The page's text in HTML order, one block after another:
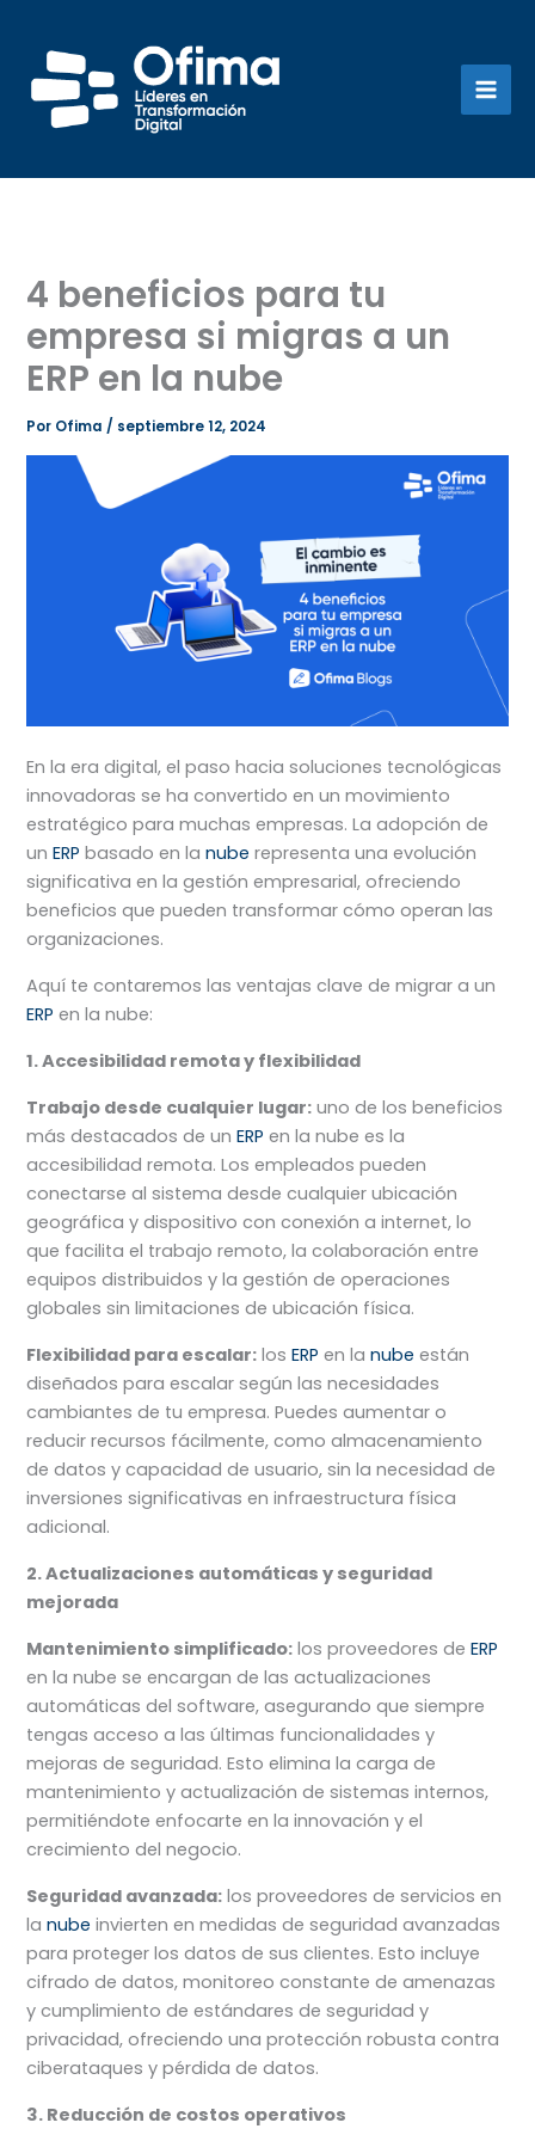
contenido
4 beneficios para tu
empresa si migras a un
ERP en la nube
Por Ofima/ septiembre 12, 2024
En la era digital, el paso hacia soluciones tecnológicas
innovadoras se ha convertido en un movimiento
estratégico para muchas empresas. La adopción de
unERP basado en lanube representa una evolución
significativa en la gestión empresarial, ofreciendo
beneficios que pueden transformar cómo operan las
organizaciones.
Aquí te contaremos las ventajas clave de migrar a un
ERP en la nube:
1. Accesibilidad remota y flexibilidad
Trabajo desde cualquier lugar: uno de los beneficios
más destacados de unERP en la nube es la
accesibilidad remota. Los empleados pueden
conectarse al sistema desde cualquier ubicación
geográfica y dispositivo con conexión a internet, lo
que facilita el trabajo remoto, la colaboración entre
equipos distribuidos y la gestión de operaciones
globales sin limitaciones de ubicación física.
Flexibilidad para escalar: losERP en lanube están
diseñados para escalar según las necesidades
cambiantes de tu empresa. Puedes aumentar o
reducir recursos fácilmente, como almacenamiento
de datos y capacidad de usuario, sin la necesidad de
inversiones significativas en infraestructura física
adicional.
2. Actualizaciones automáticas y seguridad
mejorada
Mantenimiento simplificado: los proveedores deERP
en la nube se encargan de las actualizaciones
automáticas del software, asegurando que siempre
tengas acceso a las últimas funcionalidades y
mejoras de seguridad. Esto elimina la carga de
mantenimiento y actualización de sistemas internos,
permitiéndote enfocarte en la innovación y el
crecimiento del negocio.
Seguridad avanzada: los proveedores de servicios en
lanube invierten en medidas de seguridad avanzadas
para proteger los datos de sus clientes. Esto incluye
cifrado de datos, monitoreo constante de amenazas
y cumplimiento de estándares de seguridad y
privacidad, ofreciendo una protección robusta contra
ciberataques y pérdida de datos.
3. Reducción de costos operativos